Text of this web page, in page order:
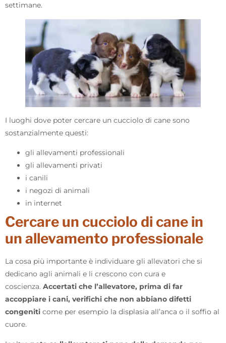
settimane.
I luoghi dove poter cercare un cucciolo di cane sono
sostanzialmente questi:
gli allevamenti professionali
gli allevamenti privati
i canili
i negozi di animali
in internet
Cercare un cucciolo di cane in
un allevamento professionale
La cosa più importante è individuare gli allevatori che si
dedicano agli animali e li crescono con cura e
coscienza. Accertati che l’allevatore, prima di far
accoppiare i cani, verifichi che non abbiano difetti
congeniti come per esempio la displasia all’anca o il soffio al
cuore.